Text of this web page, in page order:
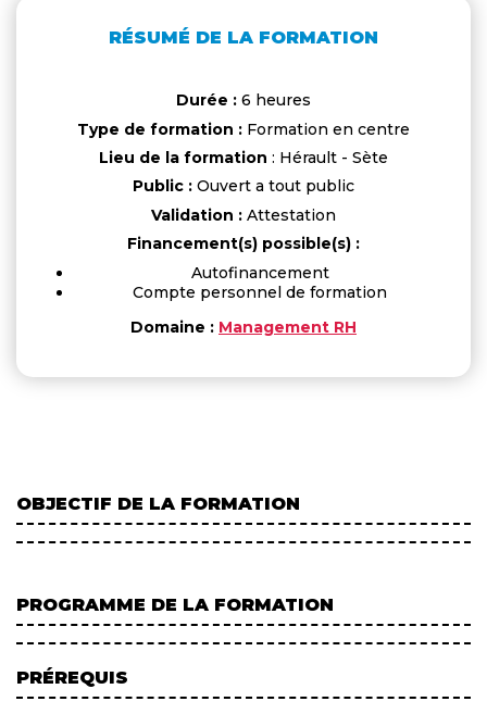
RÉSUMÉ DE LA FORMATION
Durée : 6 heures
Type de formation : Formation en centre
Lieu de la formation : Hérault - Sète
Public : Ouvert a tout public
Validation : Attestation
Financement(s) possible(s) :
Autofinancement
Compte personnel de formation
Domaine : Management RH
OBJECTIF DE LA FORMATION
PROGRAMME DE LA FORMATION
PRÉREQUIS